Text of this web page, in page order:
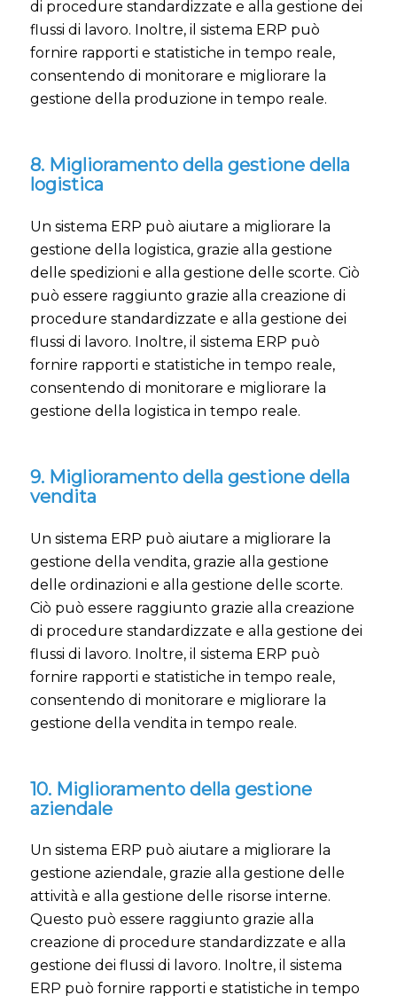
di procedure standardizzate e alla gestione dei
flussi di lavoro. Inoltre, il sistema ERP può
fornire rapporti e statistiche in tempo reale,
consentendo di monitorare e migliorare la
gestione della produzione in tempo reale.
8. Miglioramento della gestione della
logistica
Un sistema ERP può aiutare a migliorare la
gestione della logistica, grazie alla gestione
delle spedizioni e alla gestione delle scorte. Ciò
può essere raggiunto grazie alla creazione di
procedure standardizzate e alla gestione dei
flussi di lavoro. Inoltre, il sistema ERP può
fornire rapporti e statistiche in tempo reale,
consentendo di monitorare e migliorare la
gestione della logistica in tempo reale.
9. Miglioramento della gestione della
vendita
Un sistema ERP può aiutare a migliorare la
gestione della vendita, grazie alla gestione
delle ordinazioni e alla gestione delle scorte.
Ciò può essere raggiunto grazie alla creazione
di procedure standardizzate e alla gestione dei
flussi di lavoro. Inoltre, il sistema ERP può
fornire rapporti e statistiche in tempo reale,
consentendo di monitorare e migliorare la
gestione della vendita in tempo reale.
10. Miglioramento della gestione
aziendale
Un sistema ERP può aiutare a migliorare la
gestione aziendale, grazie alla gestione delle
attività e alla gestione delle risorse interne.
Questo può essere raggiunto grazie alla
creazione di procedure standardizzate e alla
gestione dei flussi di lavoro. Inoltre, il sistema
ERP può fornire rapporti e statistiche in tempo